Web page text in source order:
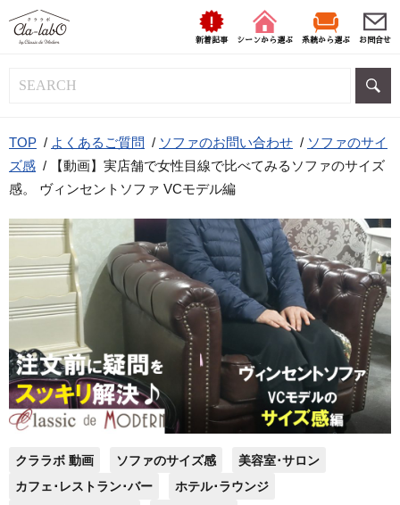
新着記事 シーンから選ぶ 系統から選ぶ お問合せ
TOP / よくあるご質問 / ソファのお問い合わせ / ソファのサイ
ズ感 /
【動画】実店舗で女性目線で比べてみるソファのサイズ
感。 ヴィンセントソファ VCモデル編
クララボ 動画 ソファのサイズ感
美容室･サロン
カフェ･レストラン･バー
ホテル･ラウンジ